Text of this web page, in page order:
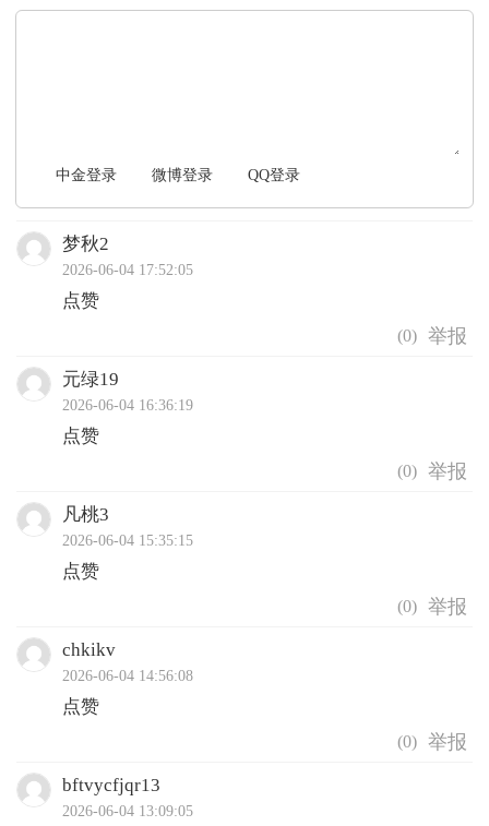
中金登录 微博登录 QQ登录
梦秋2
2026-06-04 17:52:05
点赞
(0)
元绿19
2026-06-04 16:36:19
点赞
(0)
凡桃3
2026-06-04 15:35:15
点赞
(0)
chkikv
2026-06-04 14:56:08
点赞
(0)
bftvycfjqr13
2026-06-04 13:09:05